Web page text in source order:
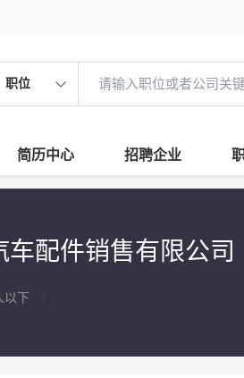
职位
简历中心 招聘企业
车配件销售有限公司
以下